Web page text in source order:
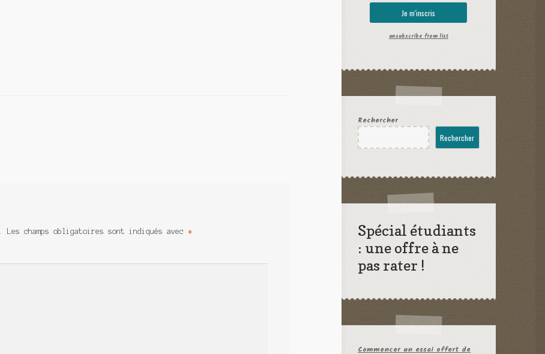
Les champs obligatoires sont indiqués avec*
unsubscribe from list
Rechercher
Rechercher
Spécial étudiants
: une offre à ne
pas rater !
Commencer un essai offert de